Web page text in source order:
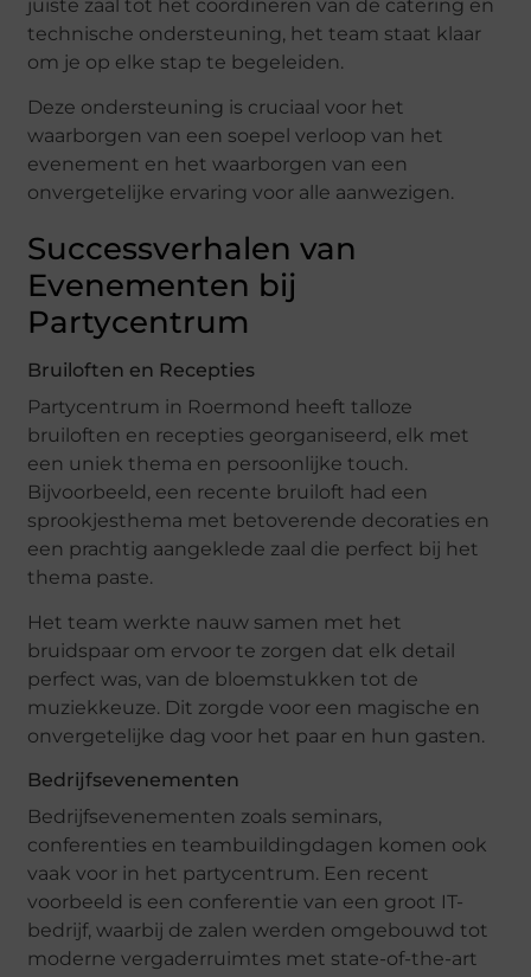
juiste zaal tot het coördineren van de catering en
technische ondersteuning, het team staat klaar
om je op elke stap te begeleiden.
Deze ondersteuning is cruciaal voor het
waarborgen van een soepel verloop van het
evenement en het waarborgen van een
onvergetelijke ervaring voor alle aanwezigen.
Successverhalen van
Evenementen bij
Partycentrum
Bruiloften en Recepties
Partycentrum in Roermond heeft talloze
bruiloften en recepties georganiseerd, elk met
een uniek thema en persoonlijke touch.
Bijvoorbeeld, een recente bruiloft had een
sprookjesthema met betoverende decoraties en
een prachtig aangeklede zaal die perfect bij het
thema paste.
Het team werkte nauw samen met het
bruidspaar om ervoor te zorgen dat elk detail
perfect was, van de bloemstukken tot de
muziekkeuze. Dit zorgde voor een magische en
onvergetelijke dag voor het paar en hun gasten.
Bedrijfsevenementen
Bedrijfsevenementen zoals seminars,
conferenties en teambuildingdagen komen ook
vaak voor in het partycentrum. Een recent
voorbeeld is een conferentie van een groot IT-
bedrijf, waarbij de zalen werden omgebouwd tot
moderne vergaderruimtes met state-of-the-art